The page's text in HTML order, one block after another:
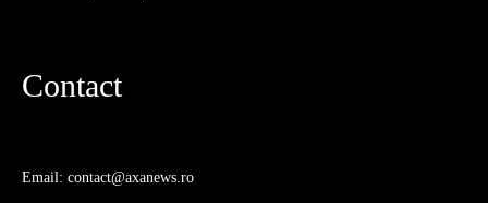
Contact
Email: contact@axanews.ro